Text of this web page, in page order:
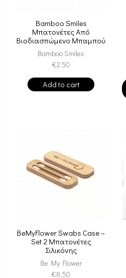
Bamboo Smiles
Μπατονέτες Από
Βιοδιασπώμενο Μπαμπού
& Βιολογικό Βαμβάκι
Bamboo Smiles
€2.50
Add to cart
BeMyFlower Swabs Case –
Set 2 Μπατονέτες
Σιλικόνης
Επαναχρησιμοποιήσιμες
Be My Flower
€8.50